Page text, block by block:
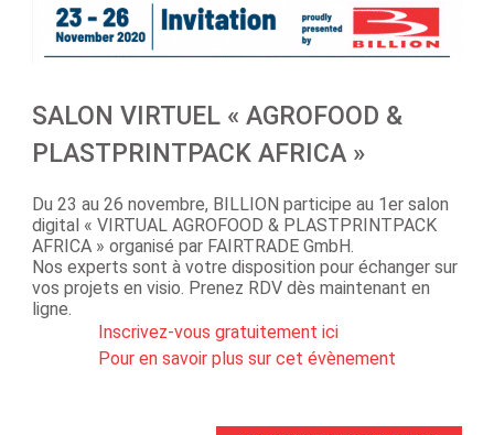
SALON VIRTUEL « AGROFOOD &
PLASTPRINTPACK AFRICA »
Du 23 au 26 novembre, BILLION participe au 1er salon
digital « VIRTUAL AGROFOOD & PLASTPRINTPACK
AFRICA » organisé par FAIRTRADE GmbH.
Nos experts sont à votre disposition pour échanger sur
vos projets en visio. Prenez RDV dès maintenant en
ligne.
Inscrivez-vous gratuitement ici
Pour en savoir plus sur cet évènement